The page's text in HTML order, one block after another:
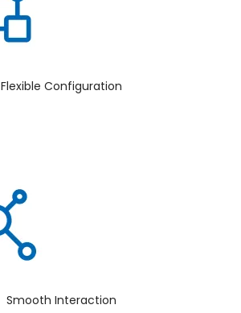
Flexible Configuration
Smooth Interaction